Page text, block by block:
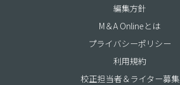
編集方針
M＆A Onlineとは
プライバシーポリシー
利用規約
校正担当者＆ライター募集